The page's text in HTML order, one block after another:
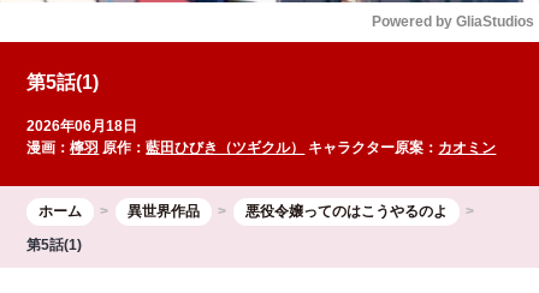
Powered by GliaStudios
第5話(1)
2026年06月18日
漫画：檸羽 原作：藍田ひびき（ツギクル） キャラクター原案： カオミン
ホーム 異世界作品
悪役令嬢ってのはこうやるのよ
第5話(1)